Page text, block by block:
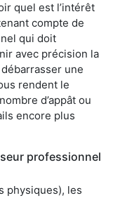
quel est l’intérêt
compte de
qui doit
avec précision la
une
rendent le
d’appât ou
encore plus
professionnel
physiques), les